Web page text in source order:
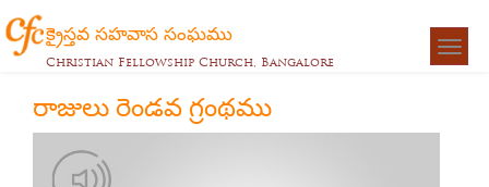
క్రైస్తవ సహవాస సంఘము
Christian Fellowship Church, Bangalore
రాజులు రెండవ గ్రంథము